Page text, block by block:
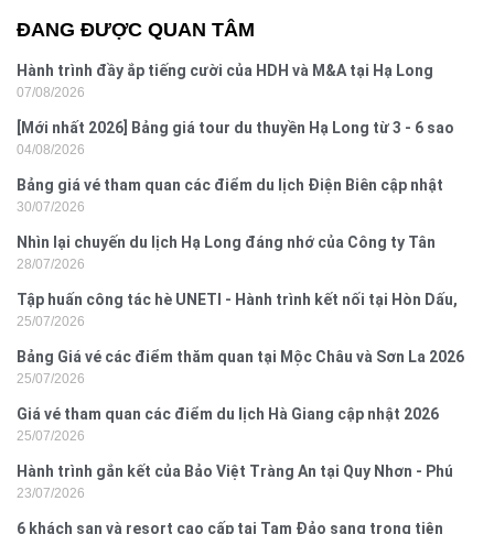
ĐANG ĐƯỢC QUAN TÂM
Hành trình đầy ắp tiếng cười của HDH và M&A tại Hạ Long
07/08/2026
[Mới nhất 2026] Bảng giá tour du thuyền Hạ Long từ 3 - 6 sao
04/08/2026
Bảng giá vé tham quan các điểm du lịch Điện Biên cập nhật
2026
30/07/2026
Nhìn lại chuyến du lịch Hạ Long đáng nhớ của Công ty Tân
Hưng 2026
28/07/2026
Tập huấn công tác hè UNETI - Hành trình kết nối tại Hòn Dấu,
Đồ Sơn
25/07/2026
Bảng Giá vé các điểm thăm quan tại Mộc Châu và Sơn La 2026
25/07/2026
Giá vé tham quan các điểm du lịch Hà Giang cập nhật 2026
25/07/2026
Hành trình gắn kết của Bảo Việt Tràng An tại Quy Nhơn - Phú
Yên
23/07/2026
6 khách sạn và resort cao cấp tại Tam Đảo sang trọng tiện